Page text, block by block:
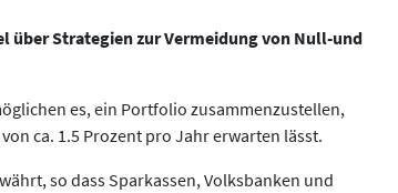
über Strategien zur Vermeidung von Null-und
es, ein Portfolio zusammenzustellen,
ca. 1.5 Prozent pro Jahr erwarten lässt.
so dass Sparkassen, Volksbanken und